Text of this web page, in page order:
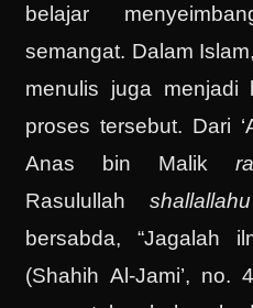
belajar
semangat. Dalam
menulis juga menjadi
proses tersebut. Dari
Anas bin Malik
Rasulullah
bersabda, “Jagalah
(Shahih Al-Jami’, no.